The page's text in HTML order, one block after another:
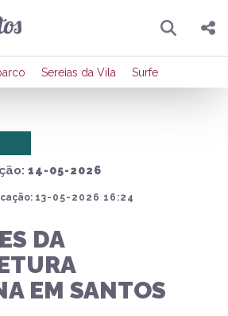
Pesquisar
Compartilhar
Sereias da Vila Surfe
14-05-2026
13-05-2026 16:24
DA
EM SANTOS